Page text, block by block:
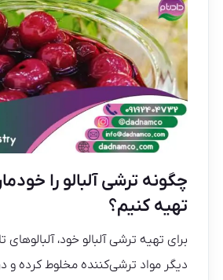
چگونه ترشی آلبالو را
تهیه کنیم؟
برای تهیه ترشی آلبالو خود، آلبالوهای
دیگر مواد ترشی‌کننده مخلوط کرده و